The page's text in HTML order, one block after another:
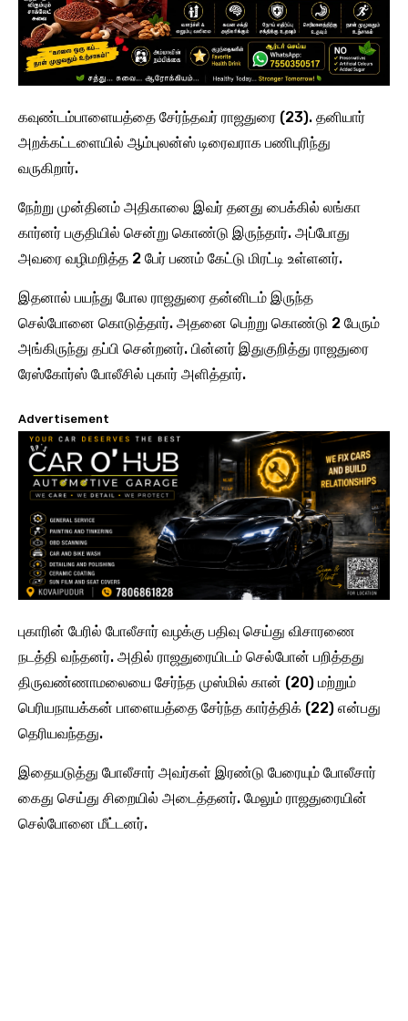
கவுண்டம்பாளையத்தை சேர்ந்தவர் ராஜதுரை (23). தனியார்
அறக்கட்டளையில் ஆம்புலன்ஸ் டிரைவராக பணிபுரிந்து
வருகிறார்.
நேற்று முன்தினம் அதிகாலை இவர் தனது பைக்கில் லங்கா
கார்னர் பகுதியில் சென்று கொண்டு இருந்தார். அப்போது
அவரை வழிமறித்த 2 பேர் பணம் கேட்டு மிரட்டி உள்ளனர்.
இதனால் பயந்து போல ராஜதுரை தன்னிடம் இருந்த
செல்போனை கொடுத்தார். அதனை பெற்று கொண்டு 2 பேரும்
அங்கிருந்து தப்பி சென்றனர். பின்னர் இதுகுறித்து ராஜதுரை
ரேஸ்கோர்ஸ் போலீசில் புகார் அளித்தார்.
Advertisement
புகாரின் பேரில் போலீசார் வழக்கு பதிவு செய்து விசாரணை
நடத்தி வந்தனர். அதில் ராஜதுரையிடம் செல்போன் பறித்தது
திருவண்ணாமலையை சேர்ந்த முஸ்மில் கான் (20) மற்றும்
பெரியநாயக்கன் பாளையத்தை சேர்ந்த கார்த்திக் (22) என்பது
தெரியவந்தது.
இதையடுத்து போலீசார் அவர்கள் இரண்டு பேரையும் போலீசார்
கைது செய்து சிறையில் அடைத்தனர். மேலும் ராஜதுரையின்
செல்போனை மீட்டனர்.